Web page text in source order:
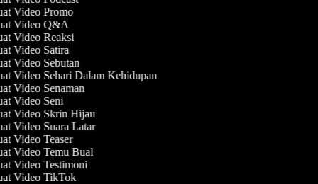
Video Promo
Video Q&A
Video Reaksi
Video Satira
Video Sebutan
Video Sehari Dalam Kehidupan
Video Senaman
Video Seni
Video Skrin Hijau
Video Suara Latar
Video Teaser
Video Temu Bual
Video Testimoni
Video TikTok